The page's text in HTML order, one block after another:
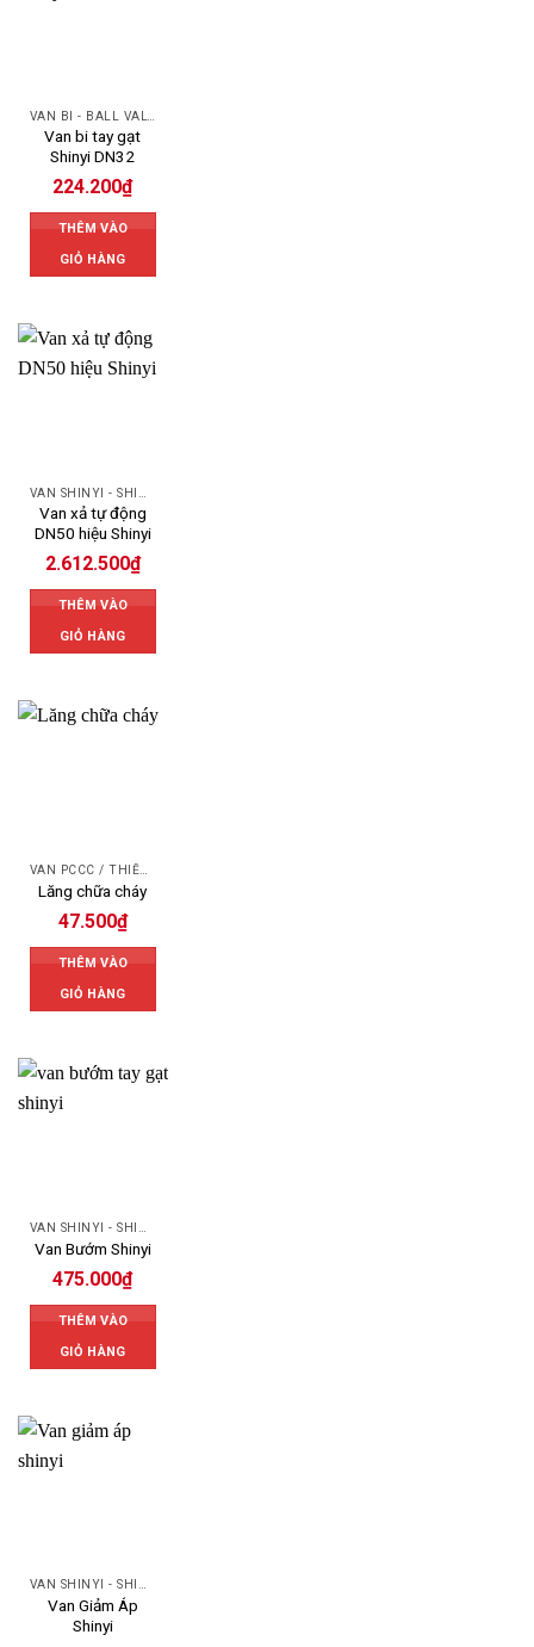
Van bi tay gạt
Shinyi DN32
224.200₫
THÊM VÀO
GIỎ HÀNG
Van xả tự động
DN50 hiệu Shinyi
2.612.500₫
THÊM VÀO
GIỎ HÀNG
Lăng chữa cháy
47.500₫
THÊM VÀO
GIỎ HÀNG
Van Bướm Shinyi
475.000₫
THÊM VÀO
GIỎ HÀNG
VAN SHINYI - SHINYI VALVES
Van Giảm Áp
Shinyi